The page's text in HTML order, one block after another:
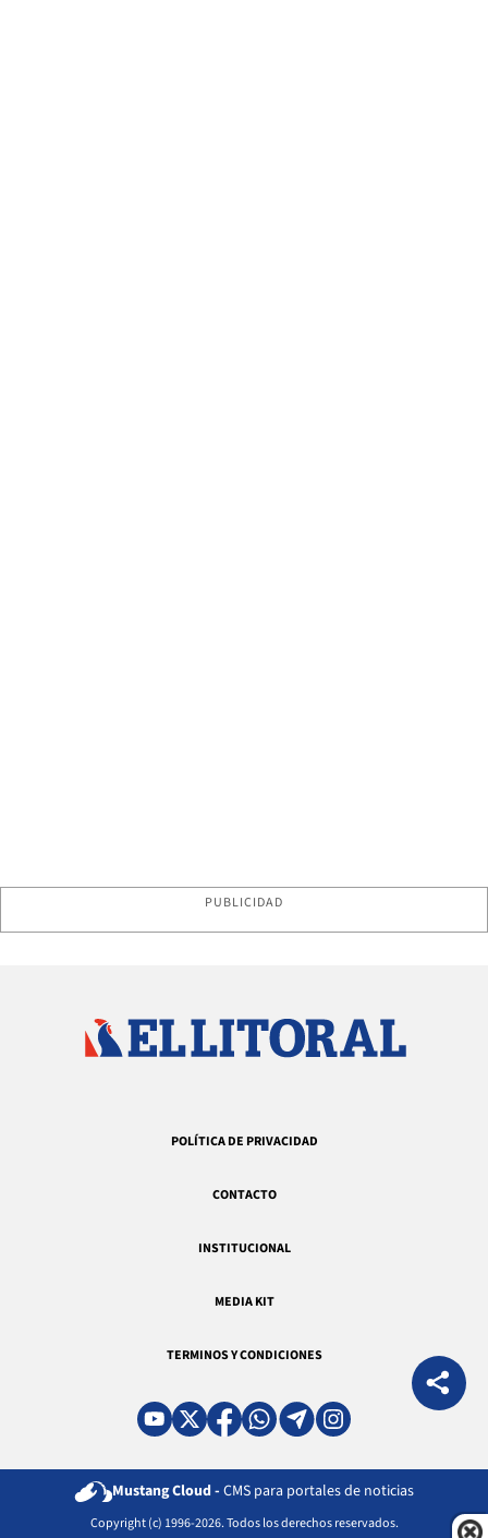
PUBLICIDAD
POLÍTICA DE PRIVACIDAD
CONTACTO
INSTITUCIONAL
MEDIA KIT
TERMINOS Y CONDICIONES
Mustang Cloud - CMS para portales de noticias
Copyright (c) 1996-2026. Todos los derechos reservados.